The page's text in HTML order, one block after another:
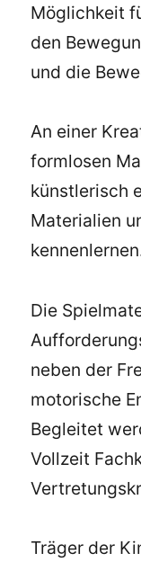
Möglichkeit
den
und die
An einer
formlosen
künstlerisch
Materialien
Die
neben der
motorische
Begleitet
Vollzeit
Träger der